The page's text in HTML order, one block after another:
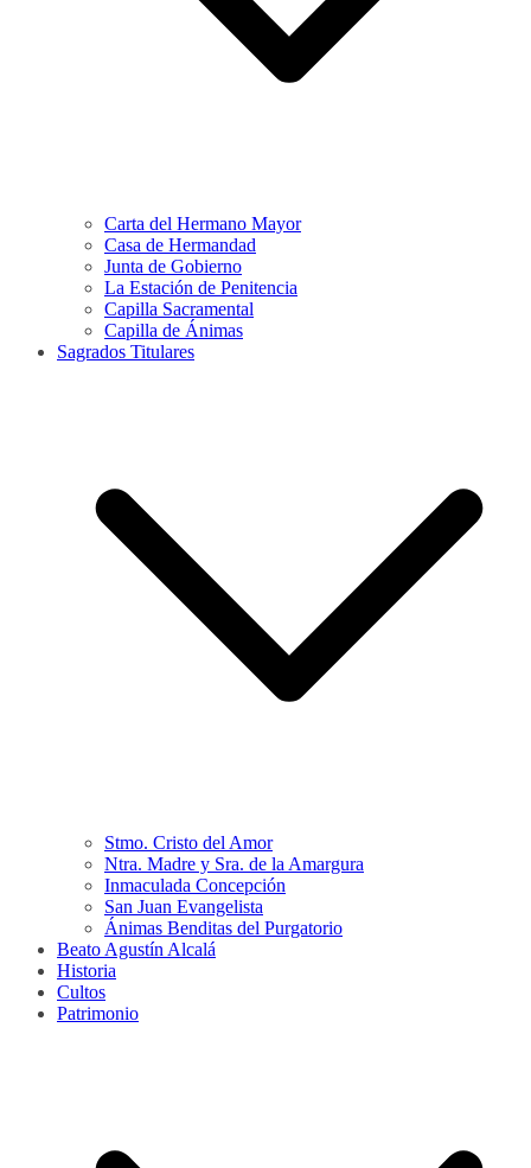
Carta del Hermano Mayor
Casa de Hermandad
Junta de Gobierno
La Estación de Penitencia
Capilla Sacramental
Capilla de Ánimas
Sagrados Titulares
Stmo. Cristo del Amor
Ntra. Madre y Sra. de la Amargura
Inmaculada Concepción
San Juan Evangelista
Ánimas Benditas del Purgatorio
Beato Agustín Alcalá
Historia
Cultos
Patrimonio